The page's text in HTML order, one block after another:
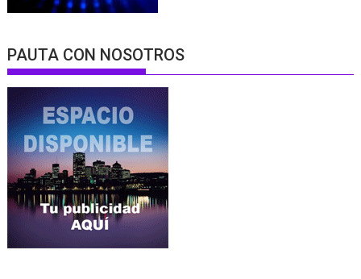
PAUTA CON NOSOTROS